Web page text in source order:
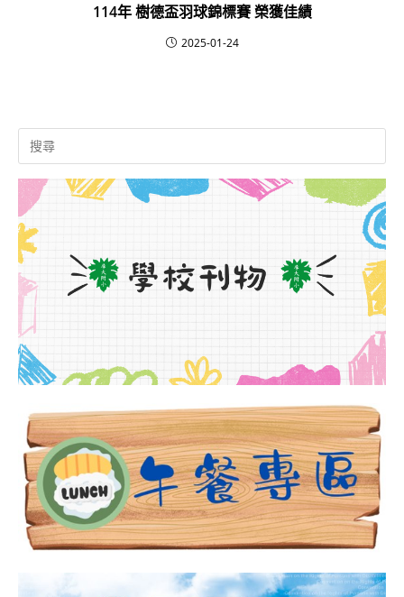
114年 樹德盃羽球錦標賽 榮獲佳績
2025-01-24
Search
for: